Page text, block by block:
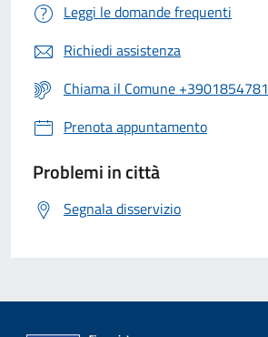
Leggi le domande frequenti
Richiedi assistenza
Chiama il Comune +3901854781
Prenota appuntamento
Problemi in città
Segnala disservizio